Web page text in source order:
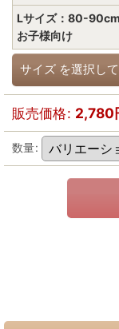
Lサイズ：80-
お子様向け
サイズ を選択し
販売価格: 2,780
数量: